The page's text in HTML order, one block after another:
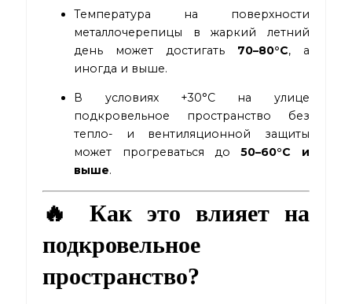
Температура на поверхности
металлочерепицы в жаркий летний
день может достигать 70–80°C, а
иногда и выше.
В условиях +30°C на улице
подкровельное пространство без
тепло- и вентиляционной защиты
может прогреваться до50–60°C и
выше.
🔥 Как это влияет на
подкровельное
пространство?